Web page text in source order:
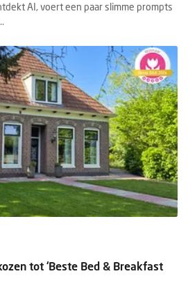
AI, voert een paar slimme prompts
tot ‘Beste Bed & Breakfast